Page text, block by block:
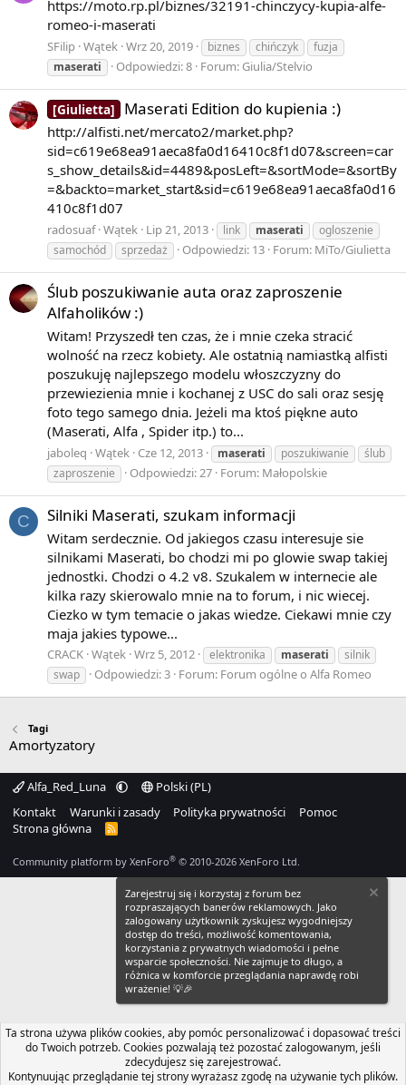
https://moto.rp.pl/biznes/32191-chinczycy-kupia-alfe-
romeo-i-maserati
SFilip Wątek Wrz 20, 2019 biznes chińczyk
fuzja
maserati
Odpowiedzi: 8 Forum: Giulia/Stelvio
[Giulietta] Maserati Edition do kupienia :)
http://alfisti.net/mercato2/market.php?
sid=c619e68ea91aeca8fa0d16410c8f1d07&screen=car
s_show_details&id=4489&posLeft=&sortMode=&sortBy
=&backto=market_start&sid=c619e68ea91aeca8fa0d16
410c8f1d07
radosuaf Wątek Lip 21, 2013 link maserati
ogloszenie
samochód
sprzedaż Odpowiedzi: 13 Forum: MiTo/Giulietta
Ślub poszukiwanie auta oraz zaproszenie
Alfaholików :)
Witam! Przyszedł ten czas, że i mnie czeka stracić
wolność na rzecz kobiety. Ale ostatnią namiastką alfisti
poszukuję najlepszego modelu włoszczyzny do
przewiezienia mnie i kochanej z USC do sali oraz sesję
foto tego samego dnia. Jeżeli ma ktoś piękne auto
(Maserati, Alfa , Spider itp.) to...
jaboleq Wątek Cze 12, 2013 maserati poszukiwanie
ślub
zaproszenie
Odpowiedzi: 27 Forum: Małopolskie
C Silniki Maserati, szukam informacji
Witam serdecznie. Od jakiegos czasu interesuje sie
silnikami Maserati, bo chodzi mi po glowie swap takiej
jednostki. Chodzi o 4.2 v8. Szukalem w internecie ale
kilka razy skierowalo mnie na to forum, i nic wiecej.
Ciezko w tym temacie o jakas wiedze. Ciekawi mnie czy
maja jakies typowe...
CRACK Wątek Wrz 5, 2012 elektronika maserati
silnik
swap
Odpowiedzi: 3 Forum: Forum ogólne o Alfa Romeo
Tagi
Amortyzatory
Alfa_Red_Luna
Polski (PL)
Kontakt
Warunki i zasady Polityka prywatności
Pomoc
Strona główna
R
Community platform by XenForo® © 2010-2026 XenForo Ltd.
Zarejestruj się i korzystaj z forum bez
rozpraszających banerów reklamowych. Jako
zalogowany użytkownik zyskujesz wygodniejszy
dostęp do treści, możliwość komentowania,
korzystania z prywatnych wiadomości i pełne
wsparcie społeczności. Nie zajmuje to długo, a
różnica w komforcie przeglądania naprawdę robi
wrażenie! 💡🎉
Ta strona używa plików cookies, aby pomóc personalizować i dopasować treści
do Twoich potrzeb. Cookies pozwalają też pozostać zalogowanym, jeśli
zdecydujesz się zarejestrować.
Kontynuując przeglądanie tej strony wyrażasz zgodę na używanie tych plików.